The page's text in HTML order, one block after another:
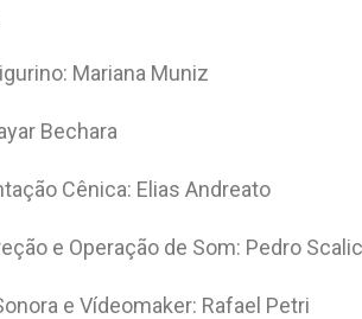
Mariana Muniz
Bechara
Cênica: Elias Andreato
e Operação de Som: Pedro
e Vídeomaker: Rafael Petri